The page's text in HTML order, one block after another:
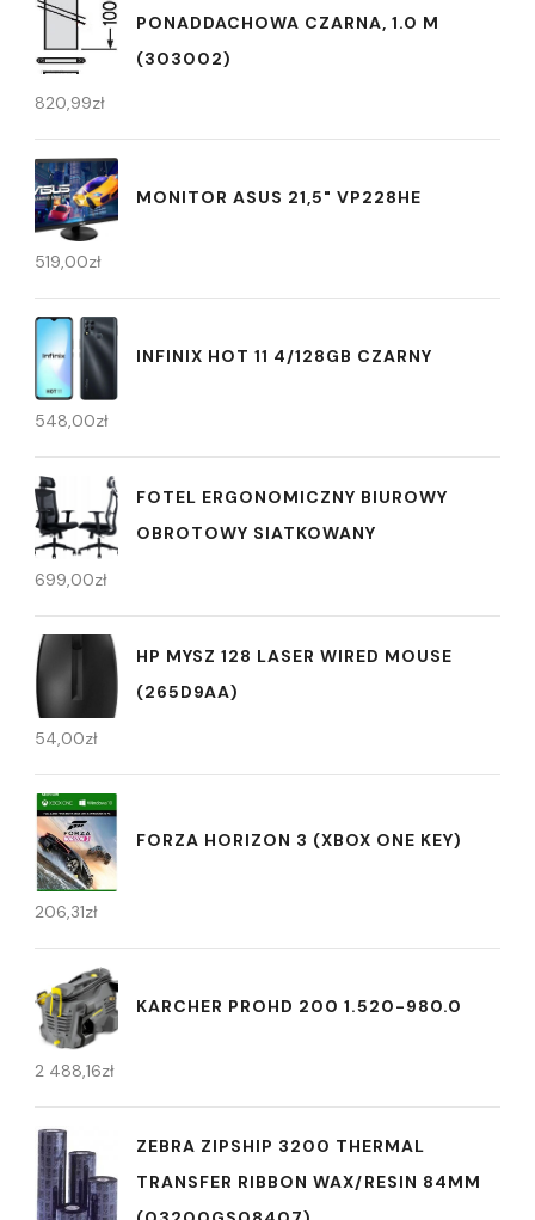
PONADDACHOWA CZARNA, 1.0 M
(303002)
820,99zł
MONITOR ASUS 21,5" VP228HE
519,00zł
INFINIX HOT 11 4/128GB CZARNY
548,00zł
FOTEL ERGONOMICZNY BIUROWY
OBROTOWY SIATKOWANY
699,00zł
HP MYSZ 128 LASER WIRED MOUSE
(265D9AA)
54,00zł
FORZA HORIZON 3 (XBOX ONE KEY)
206,31zł
KARCHER PROHD 200 1.520-980.0
2 488,16zł
ZEBRA ZIPSHIP 3200 THERMAL
TRANSFER RIBBON WAX/RESIN 84MM